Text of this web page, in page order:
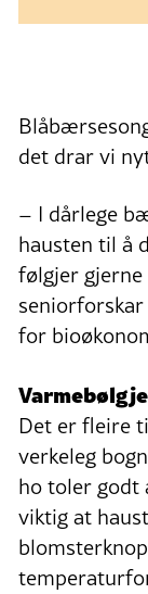
det drar vi
– I dårlege
hausten til å
følgjer
for
Det er fleire
verkeleg
ho toler godt
viktig at